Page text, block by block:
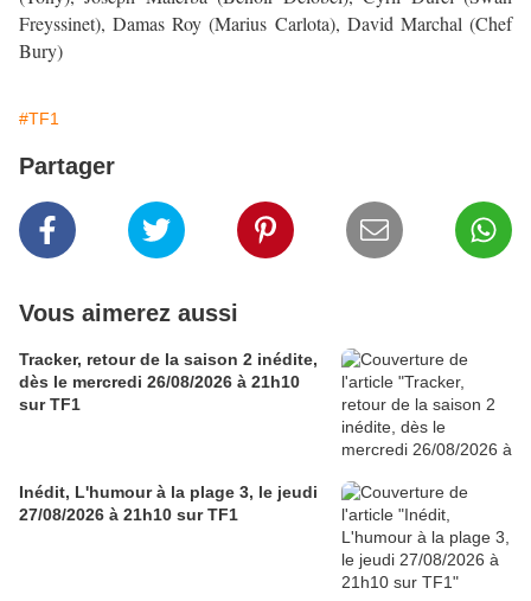
Freyssinet), Damas Roy (Marius Carlota), David Marchal (Chef
Bury)
#TF1
Partager
Vous aimerez aussi
Tracker, retour de la saison 2 inédite,
dès le mercredi 26/08/2026 à 21h10
sur TF1
Inédit, L'humour à la plage 3, le jeudi
27/08/2026 à 21h10 sur TF1